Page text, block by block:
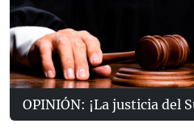
OPINIÓN: ¡La justicia del